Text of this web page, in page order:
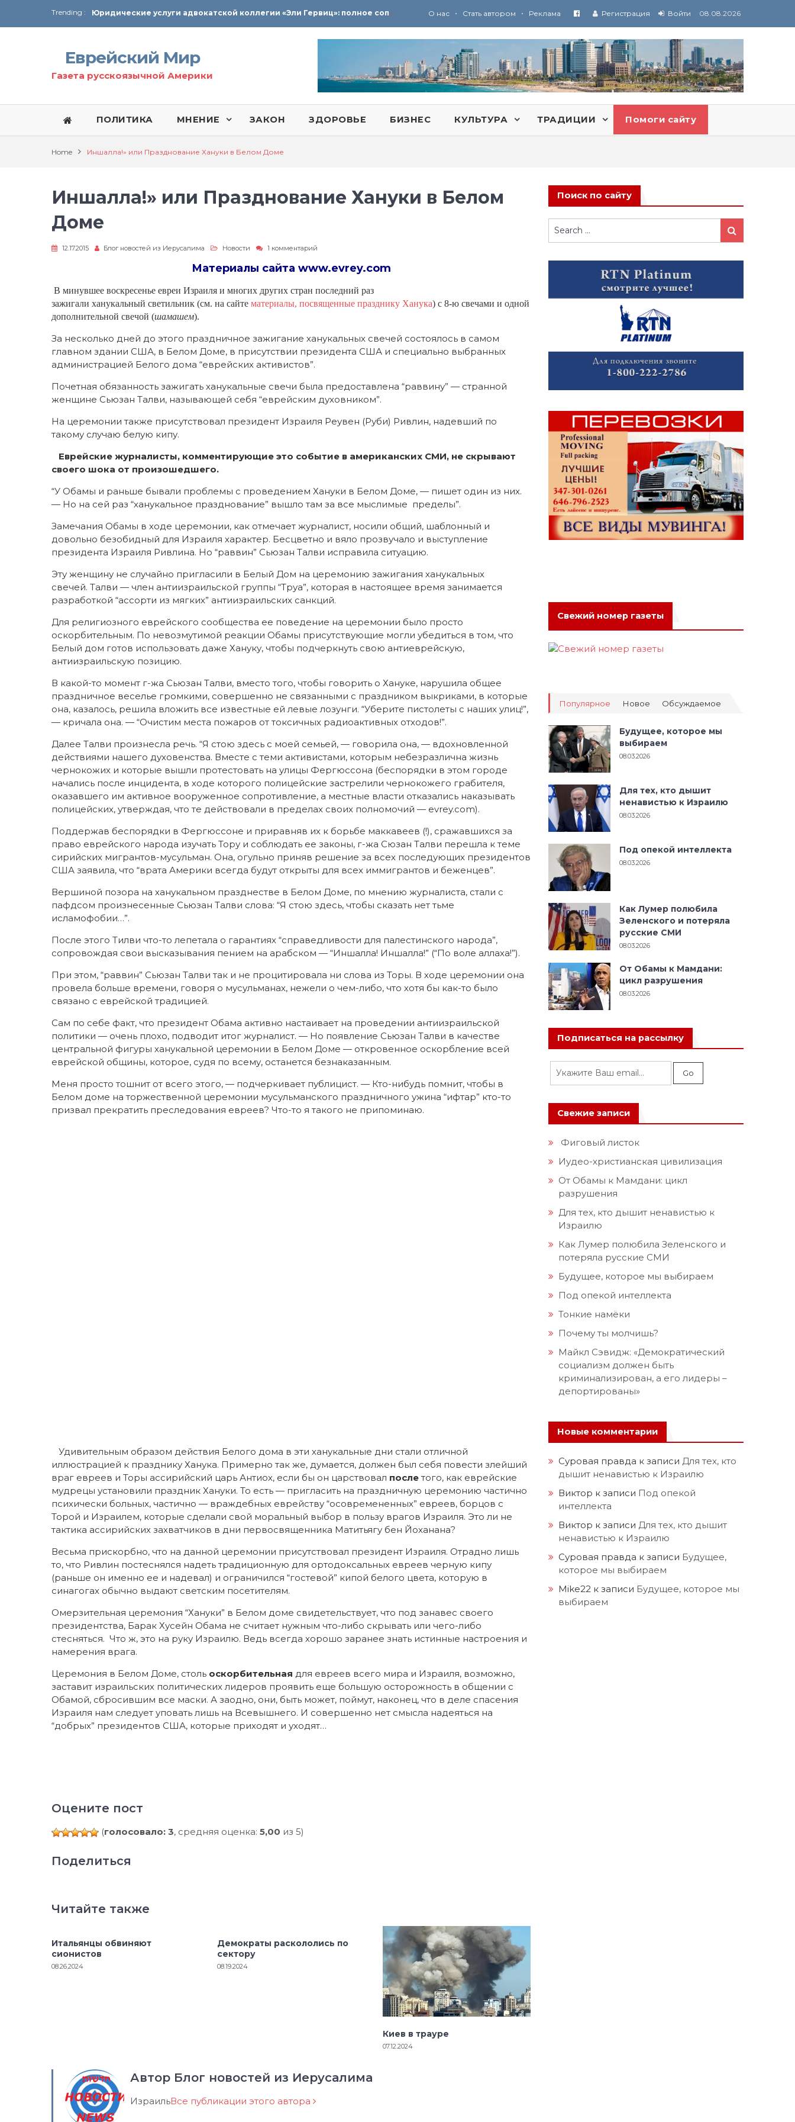
Trending : Ю
ридические услуги адвокатской коллегии «Эли Гервиц»: полное сопровождение на всех этапах
От Ирана до Ливана и Газы
О нас • Стать автором • Реклама Регистрация Войти 08.08.2026
Еврейский Мир
Газета русскоязычной Америки
ПОЛИТИКА МНЕНИЕ ЗАКОН ЗДОРОВЬЕ БИЗНЕС КУЛЬТУРА ТРАДИЦИИ Помоги сайту
Home Иншалла!» или Празднование Хануки в Белом Доме
Иншалла!» или Празднование Хануки в Белом
Доме
12.17.2015 Блог новостей из Иерусалима Новости 1 комментарий
Иншалла!»
или
Хануки
в
Белом
Материалы сайта www.evrey.com
В минувшее воскресенье евреи Израиля и многих других стран последний раз
зажигали ханукальный светильник (см. на сайте материалы, посвященные празднику Ханука) с 8-ю свечами и одной
дополнительной свечой (шамашем).
За несколько дней до этого праздничное зажигание ханукальных свечей состоялось в самом
главном здании США, в Белом Доме, в присутствии президента США и специально выбранных
администрацией Белого дома “еврейских активистов”.
Почетная обязанность зажигать ханукальные свечи была предоставлена “раввину” — странной
женщине Сьюзан Талви, называющей себя “еврейским духовником”.
На церемонии также присутствовал президент Израиля Реувен (Руби) Ривлин, надевший по
такому случаю белую кипу.
Еврейские журналисты, комментирующие это событие в американских СМИ, не скрывают
своего шока от произошедшего.
“У Обамы и раньше бывали проблемы с проведением Хануки в Белом Доме, — пишет один из них.
— Но на сей раз “ханукальное празднование” вышло там за все мыслимые пределы”.
Замечания Обамы в ходе церемонии, как отмечает журналист, носили общий, шаблонный и
довольно безобидный для Израиля характер. Бесцветно и вяло прозвучало и выступление
президента Израиля Ривлина. Но “раввин” Сьюзан Талви исправила ситуацию.
Эту женщину не случайно пригласили в Белый Дом на церемонию зажигания ханукальных
свечей. Талви — член антиизраильской группы “Труа”, которая в настоящее время занимается
разработкой “ассорти из мягких” антиизраильских санкций.
Для религиозного еврейского сообщества ее поведение на церемонии было просто
оскорбительным. По невозмутимой реакции Обамы присутствующие могли убедиться в том, что
Белый дом готов использовать даже Хануку, чтобы подчеркнуть свою антиеврейскую,
антиизраильскую позицию.
В какой-то момент г-жа Сьюзан Талви, вместо того, чтобы говорить о Хануке, нарушила общее
праздничное веселье громкими, совершенно не связанными с праздником выкриками, в которые
она, казалось, решила вложить все известные ей левые лозунги. “Уберите пистолеты с наших улиц!”,
— кричала она. — “Очистим места пожаров от токсичных радиоактивных отходов!”.
Далее Талви произнесла речь. “Я стою здесь с моей семьей, — говорила она, — вдохновленной
действиями нашего духовенства. Вместе с теми активистами, которым небезразлична жизнь
чернокожих и которые вышли протестовать на улицы Фергюссона (беспорядки в этом городе
начались после инцидента, в ходе которого полицейские застрелили чернокожего грабителя,
оказавшего им активное вооруженное сопротивление, а местные власти отказались наказывать
полицейских, утверждая, что те действовали в пределах своих полномочий — evrey.com).
Поддержав беспорядки в Фергюссоне и приравняв их к борьбе маккавеев (!), сражавшихся за
право еврейского народа изучать Тору и соблюдать ее законы, г-жа Сюзан Талви перешла к теме
сирийских мигрантов-мусульман. Она, огульно приняв решение за всех последующих президентов
США заявила, что “врата Америки всегда будут открыты для всех иммигрантов и беженцев”.
Вершиной позора на ханукальном празднестве в Белом Доме, по мнению журналиста, стали с
пафдсом произнесенные Сьюзан Талви слова: “Я стою здесь, чтобы сказать нет тьме
исламофобии…”.
После этого Тилви что-то лепетала о гарантиях “справедливости для палестинского народа”,
сопровождая свои высказывания пением на арабском — “Иншалла! Иншалла!” (“По воле аллаха!”).
При этом, “раввин” Сьюзан Талви так и не процитировала ни слова из Торы. В ходе церемонии она
провела больше времени, говоря о мусульманах, нежели о чем-либо, что хотя бы как-то было
связано с еврейской традицией.
Сам по себе факт, что президент Обама активно настаивает на проведении антиизраильской
политики — очень плохо, подводит итог журналист. — Но появление Сьюзан Талви в качестве
центральной фигуры ханукальной церемонии в Белом Доме — откровенное оскорбление всей
еврейской общины, которое, судя по всему, останется безнаказанным.
Меня просто тошнит от всего этого, — подчеркивает публицист. — Кто-нибудь помнит, чтобы в
Белом доме на торжественной церемонии мусульманского праздничного ужина “ифтар” кто-то
призвал прекратить преследования евреев? Что-то я такого не припоминаю.
Удивительным образом действия Белого дома в эти ханукальные дни стали отличной
иллюстрацией к празднику Ханука. Примерно так же, думается, должен был себя повести злейший
враг евреев и Торы ассирийский царь Антиох, если бы он царствовал после того, как еврейские
мудрецы установили праздник Хануки. То есть — пригласить на праздничную церемонию частично
психически больных, частично — враждебных еврейству “осовремененных” евреев, борцов с
Торой и Израилем, которые сделали свой моральный выбор в пользу врагов Израиля. Это ли не
тактика ассирийских захватчиков в дни первосвященника Матитьягу бен Йоханана?
Весьма прискорбно, что на данной церемонии присутствовал президент Израиля. Отрадно лишь
то, что Ривлин постеснялся надеть традиционную для ортодоксальных евреев черную кипу
(раньше он именно ее и надевал) и ограничился “гостевой” кипой белого цвета, которую в
синагогах обычно выдают светским посетителям.
Омерзительная церемония “Хануки” в Белом доме свидетельствует, что под занавес своего
президентства, Барак Хусейн Обама не считает нужным что-либо скрывать или чего-либо
стесняться. Что ж, это на руку Израилю. Ведь всегда хорошо заранее знать истинные настроения и
намерения врага.
Церемония в Белом Доме, столь оскорбительная для евреев всего мира и Израиля, возможно,
заставит израильских политических лидеров проявить еще большую осторожность в общении с
Обамой, сбросившим все маски. А заодно, они, быть может, поймут, наконец, что в деле спасения
Израиля нам следует уповать лишь на Всевышнего. И совершенно нет смысла надеяться на
“добрых” президентов США, которые приходят и уходят…
Оцените пост
(голосовало: 3, средняя оценка: 5,00 из 5)
Поделиться
Читайте также
Итальянцы обвиняют
сионистов
08.26.2024
Демократы раскололись по
сектору
08.19.2024
Киев в трауре
07.12.2024
Автор Блог новостей из Иерусалима
ИзраильВсе публикации этого автора
Поиск по сайту
Search
for:
Search
Свежий номер газеты
Популярное Новое Обсуждаемое
Будущее, которое мы
выбираем
08.03.2026
Для тех, кто дышит
ненавистью к Израилю
08.03.2026
Под опекой интеллекта
08.03.2026
Как Лумер полюбила
Зеленского и потеряла
русские СМИ
08.03.2026
От Обамы к Мамдани:
цикл разрушения
08.03.2026
Подписаться на рассылку
Свежие записи
Фиговый листок
Иудео-христианская цивилизация
От Обамы к Мамдани: цикл
разрушения
Для тех, кто дышит ненавистью к
Израилю
Как Лумер полюбила Зеленского и
потеряла русские СМИ
Будущее, которое мы выбираем
Под опекой интеллекта
Тонкие намёки
Почему ты молчишь?
Майкл Сэвидж: «Демократический
социализм должен быть
криминализирован, а его лидеры –
депортированы»
Новые комментарии
Суровая правда к записи Для тех, кто
дышит ненавистью к Израилю
Виктор к записи Под опекой
интеллекта
Виктор к записи Для тех, кто дышит
ненавистью к Израилю
Суровая правда к записи Будущее,
которое мы выбираем
Mike22 к записи Будущее, которое мы
выбираем